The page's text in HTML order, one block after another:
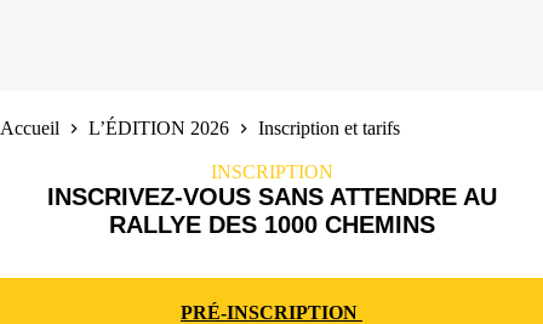
Accueil L’ÉDITION 2026 Inscription et tarifs
INSCRIPTION
INSCRIVEZ-VOUS SANS ATTENDRE AU
RALLYE DES 1000 CHEMINS
PRÉ-INSCRIPTION